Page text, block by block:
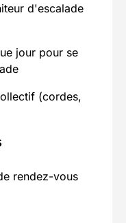
d'escalade
jour pour se
(cordes,
rendez-vous